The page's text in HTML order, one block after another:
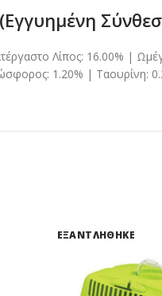
Λίπος: 16.00% |
1.20% | Ταουρίνη:
ΕΞΑΝΤΛΗΘΗΚΕ